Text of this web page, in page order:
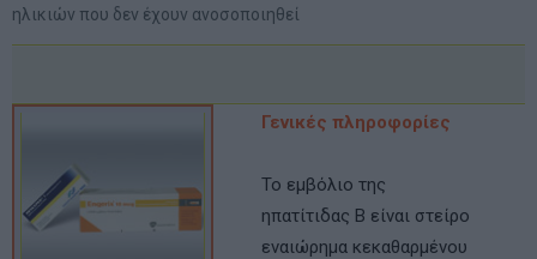
ηλικιών που δεν έχουν ανοσοποιηθεί
Γενικές πληροφορίες
Το εμβόλιο της
ηπατίτιδας Β είναι στείρο
εναιώρημα κεκαθαρμένου